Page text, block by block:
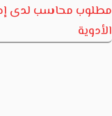
مطلوب محاسب لدى
الأدوية